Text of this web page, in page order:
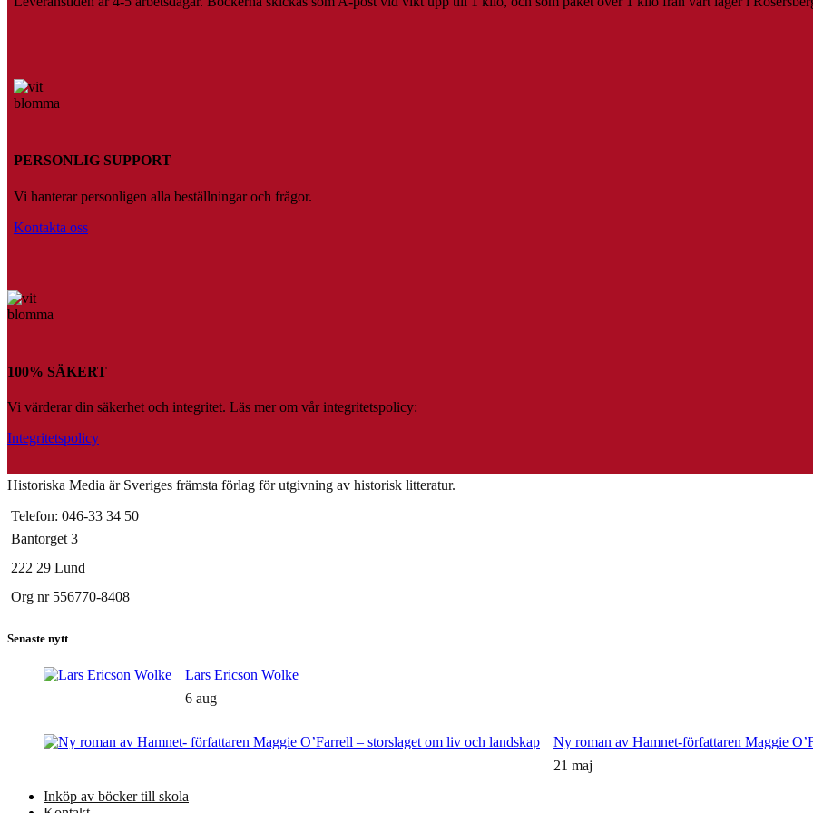
PERSONLIG SUPPORT
Vi hanterar personligen alla beställningar och frågor.
Kontakta oss
100% SÄKERT
Vi värderar din säkerhet och integritet. Läs mer om vår integritetspolicy:
Integritetspolicy
Historiska Media är Sveriges främsta förlag för utgivning av historisk litteratur.
Telefon: 046-33 34 50
Bantorget 3
222 29 Lund
Org nr 556770-8408
Senaste nytt
Lars Ericson Wolke
6 aug
Ny roman av Hamnet-författaren Maggie
21 maj
Inköp av böcker till skola